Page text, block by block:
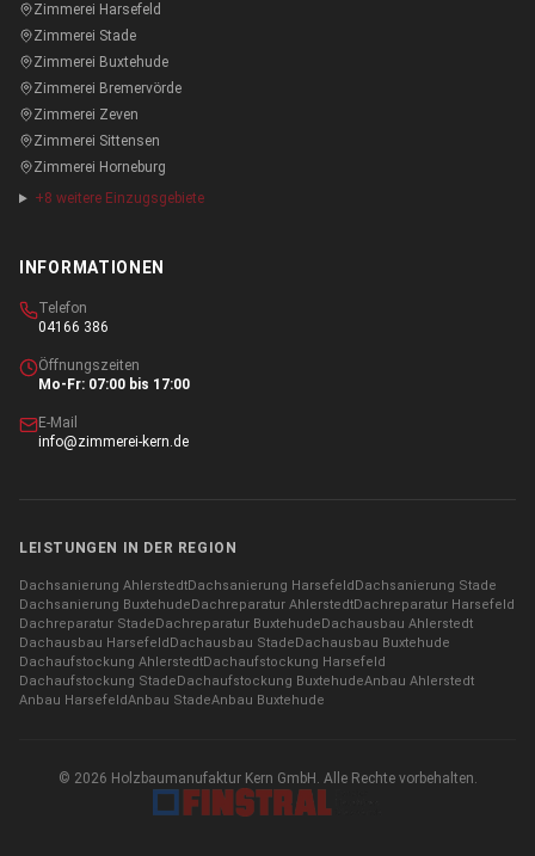
Zimmerei Harsefeld
Zimmerei Stade
Zimmerei Buxtehude
Zimmerei Bremervörde
Zimmerei Zeven
Zimmerei Sittensen
Zimmerei Horneburg
+8 weitere Einzugsgebiete
INFORMATIONEN
Telefon
04166 386
Öffnungszeiten
Mo-Fr: 07:00 bis 17:00
E-Mail
info@zimmerei-kern.de
LEISTUNGEN IN DER REGION
Dachsanierung AhlerstedtDachsanierung Harsefeld Dachsanierung Stade
Dachsanierung Buxtehude Dachreparatur AhlerstedtDachreparatur Harsefeld
Dachreparatur Stade Dachreparatur Buxtehude Dachausbau Ahlerstedt
Dachausbau Harsefeld Dachausbau Stade Dachausbau Buxtehude
Dachaufstockung AhlerstedtDachaufstockung Harsefeld
Dachaufstockung Stade Dachaufstockung BuxtehudeAnbau Ahlerstedt
Anbau HarsefeldAnbau StadeAnbau Buxtehude
© 2026 Holzbaumanufaktur Kern GmbH. Alle Rechte vorbehalten.